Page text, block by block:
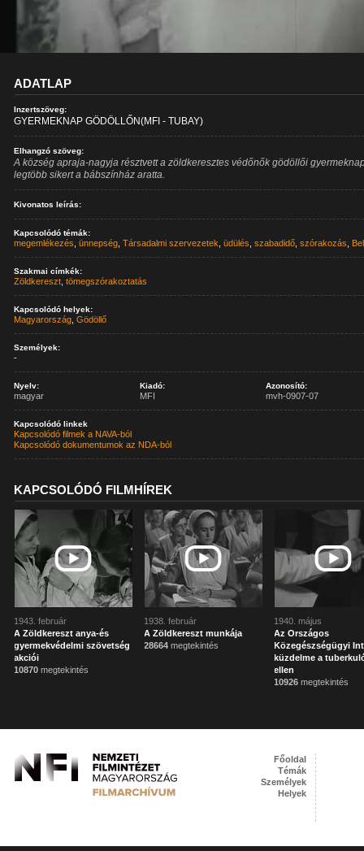
ADATLAP
Inzertszöveg:
GYERMEKNAP GÖDÖLLŐN(MFI - TUBAY)
Elhangzó szöveg:
A község apraja-nagyja résztvett a zöldkeresztes védőnők gödöllői
legtöbb sikert a bábszínház aratta.
Kivonatos leírás:
Kapcsolódó témák:
megemlékezés ,ünnepség ,Társadalmi szervezetek ,üdülés ,szabadidő ,szórakozás
Szakmai címkék:
Zöldkereszt ,tömegszórakoztatás
Kapcsolódó helyek:
Magyarország ,Gödöllő
Személyek:
-
Nyelv:
magyar
Kiadó:
MFI
Azonosító:
mvh-0907-07
Kapcsolódó linkek
Kapcsolódó filmek a NAVA-ból
Kapcsolódó dokumentumok az NDA-ból
KAPCSOLÓDÓ FILMHÍREK
1943. február
A Zöldkereszt anya-és
gyermekvédelmi szövetség
akciói
10870 megtekintés
1938. február
A Zöldkereszt munkája
28664 megtekintés
1940. május
Az Országos
Közegészségügyi
küzdelme a
ellen
10926 megtekintés
Főoldal
Témák
Személyek
Helyek